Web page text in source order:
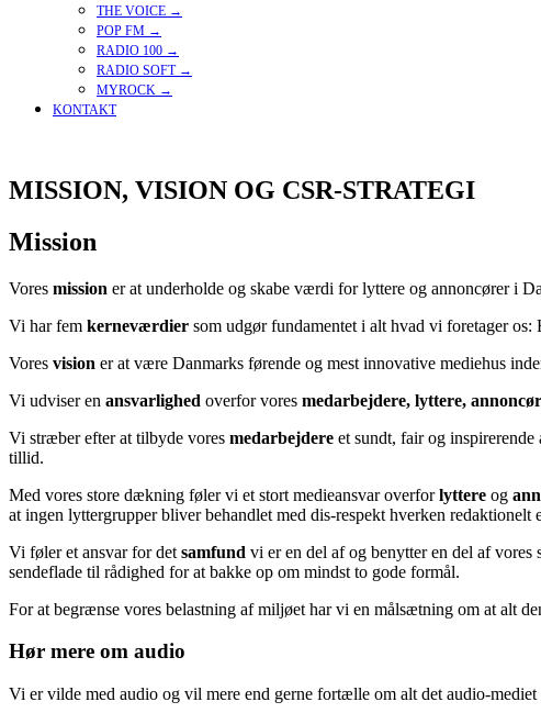
THE VOICE →
POP FM →
RADIO 100 →
RADIO SOFT →
MYROCK →
KONTAKT
MISSION, VISION OG CSR-STRATEGI
Mission
Vores mission er at underholde og skabe værdi for lyttere og annoncører i
Vi har fem kerneværdier som udgør fundamentet i alt hvad vi foretager
Vores vision er at være Danmarks førende og mest innovative mediehus
Vi udviser en ansvarlighed overfor vores medarbejdere, lyttere,
Vi stræber efter at tilbyde vores medarbejdere et sundt, fair og
tillid.
Med vores store dækning føler vi et stort medieansvar overforlyttere og
at ingen lyttergrupper bliver behandlet med dis-respekt hverken redaktionelt
Vi føler et ansvar for det samfund vi er en del af og benytter en del af
sendeflade til rådighed for at bakke op om mindst to gode formål.
For at begrænse vores belastning af miljøet har vi en målsætning om at alt
Hør mere om audio
Vi er vilde med audio og vil mere end gerne fortælle om alt det audio-